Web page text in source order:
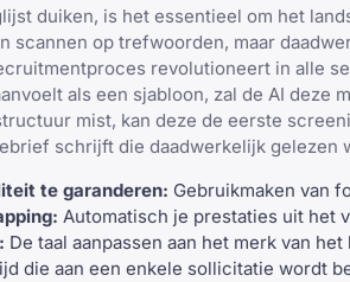
duiken, is het essentieel om het
scannen op trefwoorden, maar
revolutioneert in alle
als een sjabloon, zal de AI
mist, kan deze de eerste
schrijft die daadwerkelijk gelezen
te garanderen: Gebruikmaken van
Automatisch je prestaties uit het
De taal aanpassen aan het merk van
die aan een enkele sollicitatie wordt